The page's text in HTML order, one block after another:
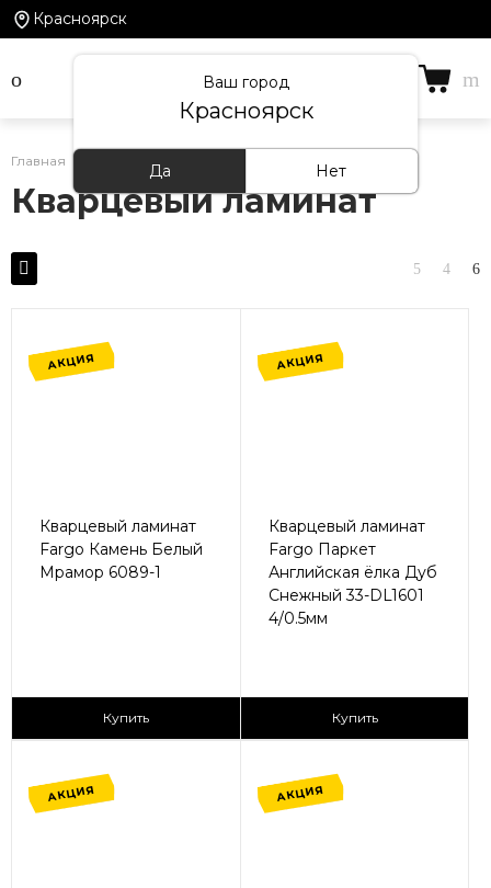
Красноярск
Ваш город
Красноярск
Да Нет
Главная Каталог товаров Кварцевый ламинат
Кварцевый ламинат
АКЦИЯ
Кварцевый ламинат
Fargo Камень Белый
Мрамор 6089-1
2
Купить
АКЦИЯ
Кварцевый ламинат
Fargo Паркет
Английская ёлка Дуб
Снежный 33-DL1601
4/0.5мм
2
Купить
АКЦИЯ АКЦИЯ